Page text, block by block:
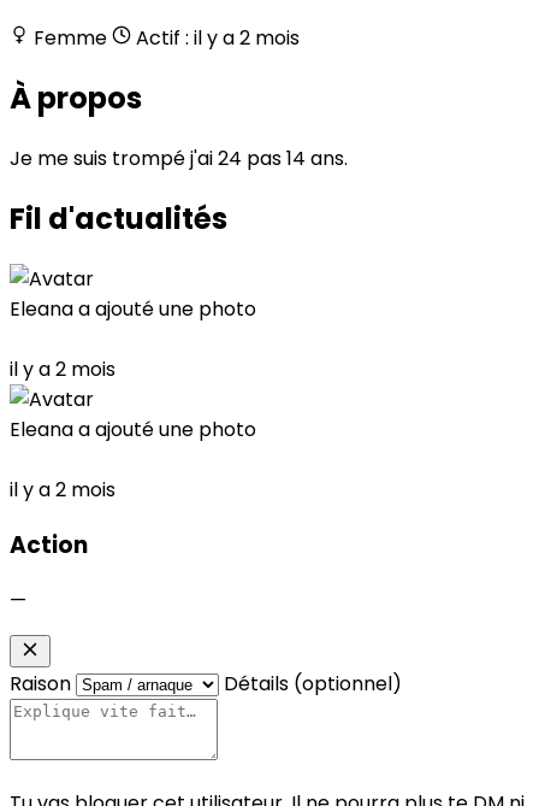
Femme Actif : il y a 2 mois
À propos
Je me suis trompé j'ai 24 pas 14 ans.
Fil d'actualités
Eleanaa ajouté une photo
il y a 2 mois
Eleanaa ajouté une photo
il y a 2 mois
Action
—
Raison Détails (optionnel)